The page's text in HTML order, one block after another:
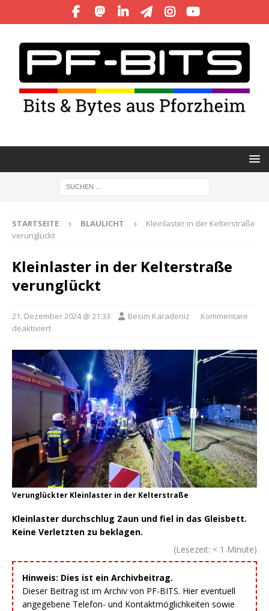
STARTSEITE BLAULICHT
Kleinlaster in der Kelterstraße
verunglückt
Kleinlaster in der Kelterstraße
verunglückt
21. Dezember 2024 @ 21:33 Besim Karadeniz
Kommentare
deaktiviert
Verunglückter Kleinlaster in der Kelterstraße
Kleinlaster durchschlug Zaun und fiel in das Gleisbett.
Keine Verletzten zu beklagen.
(Lesezeit: < 1 Minute)
Hinweis: Dies ist ein Archivbeitrag.
Dieser Beitrag ist im Archiv von PF-BITS. Hier eventuell
angegebene Telefon- und Kontaktmöglichkeiten sowie